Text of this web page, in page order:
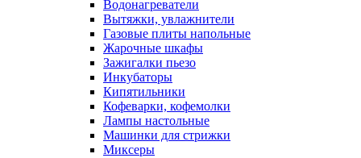
Водонагреватели
Вытяжки, увлажнители
Газовые плиты напольные
Жарочные шкафы
Зажигалки пьезо
Инкубаторы
Кипятильники
Кофеварки, кофемолки
Лампы настольные
Машинки для стрижки
Миксеры